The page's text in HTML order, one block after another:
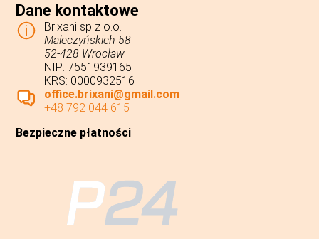
Dane kontaktowe
Brixani sp z o.o.
Maleczyńskich 58
52-428 Wrocław
NIP: 7551939165
KRS: 0000932516
office.brixani@gmail.com
+48 792 044 615
Bezpieczne płatności